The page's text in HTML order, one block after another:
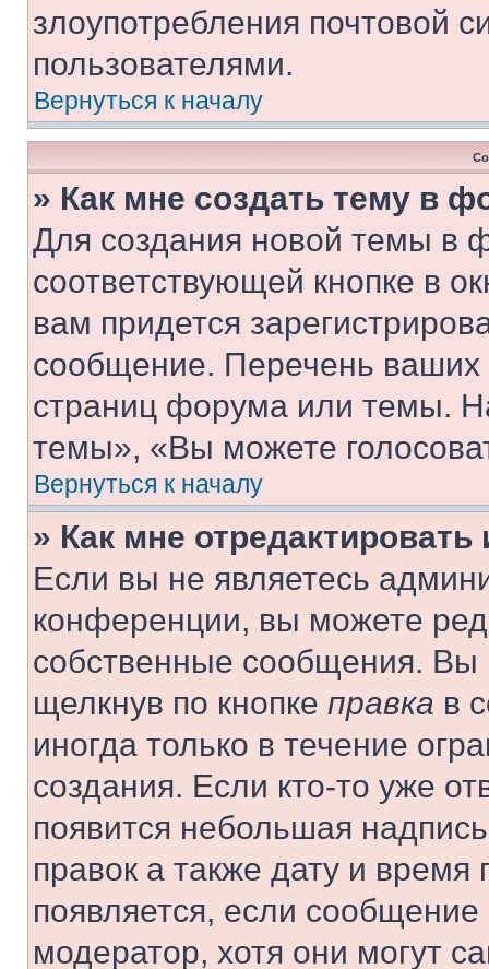
злоупотребления почтовой
пользователями.
Вернуться к началу
» Как мне создать тему в
Для создания новой темы в
соответствующей кнопке в
вам придется
сообщение. Перечень ваших
страниц форума или темы.
темы», «Вы можете
Вернуться к началу
» Как мне
Если вы не являетесь
конференции, вы можете
собственные сообщения. Вы
щелкнув по кнопке правка в
иногда только в течение
создания. Если кто-то уже
появится небольшая
правок а также дату и
появляется, если
модератор, хотя они могут